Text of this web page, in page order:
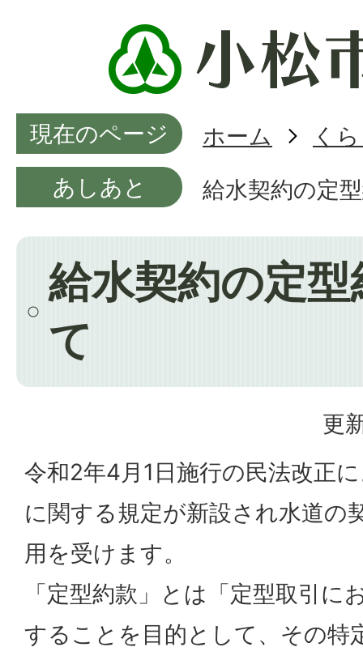
現在のページ ホーム
く
あしあと
給水契約の定
給水契約の定
て
更
令和2年4月1日施行の民法改正
に関する規定が新設され水道の
用を受けます。
「定型約款」とは「定型取引に
することを目的として、その特